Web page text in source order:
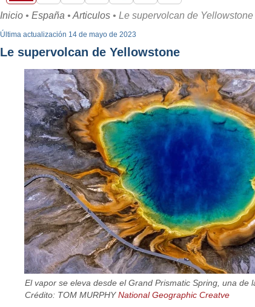
Inicio • España • Articulos • Le supervolcan de Yellowstone
Última actualización 14 de mayo de 2023
Le supervolcan de Yellowstone
El vapor se eleva desde el Grand Prismatic Spring, una
Crédito: TOM MURPHYNational Geographic Creatve